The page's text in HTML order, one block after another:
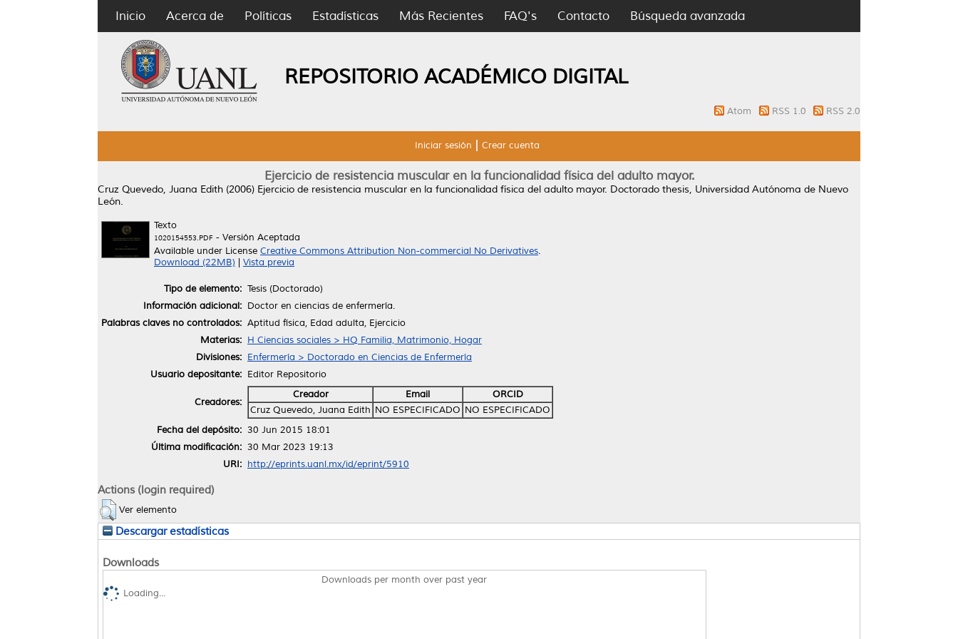
Inicio Acerca de Políticas Estadísticas Más Recientes FAQ's Contacto Búsqueda avanzada
REPOSITORIO ACADÉMICO DIGITAL
Atom RSS 1.0 RSS 2.0
Iniciar sesión Crear cuenta
Ejercicio de resistencia muscular en la funcionalidad física del adulto mayor.
Cruz Quevedo, Juana Edith (2006) Ejercicio de resistencia muscular en la funcionalidad física del adulto mayor. Doctorado thesis, Universidad Autónoma de Nuevo
León.
Texto
1020154553.PDF - Versión Aceptada
Available under License Creative Commons Attribution Non-commercial No Derivatives.
Download (22MB)
Vista previa
Tipo de elemento: Tesis (Doctorado)
Información adicional: Doctor en ciencias de enfermería.
Palabras claves no controlados: Aptitud física, Edad adulta, Ejercicio
Materias: H Ciencias sociales > HQ Familia, Matrimonio, Hogar
Divisiones: Enfermería > Doctorado en Ciencias de Enfermería
Usuario depositante: Editor Repositorio
Creadores:
Creador Email
ORCID
Cruz Quevedo, Juana Edith NO ESPECIFICADO NO ESPECIFICADO
Fecha del depósito: 30 Jun 2015 18:01
Última modificación: 30 Mar 2023 19:13
URI: http://eprints.uanl.mx/id/eprint/5910
Actions (login required)
Ver elemento
Descargar estadísticas
Downloads
Downloads per month over past year
Loading...